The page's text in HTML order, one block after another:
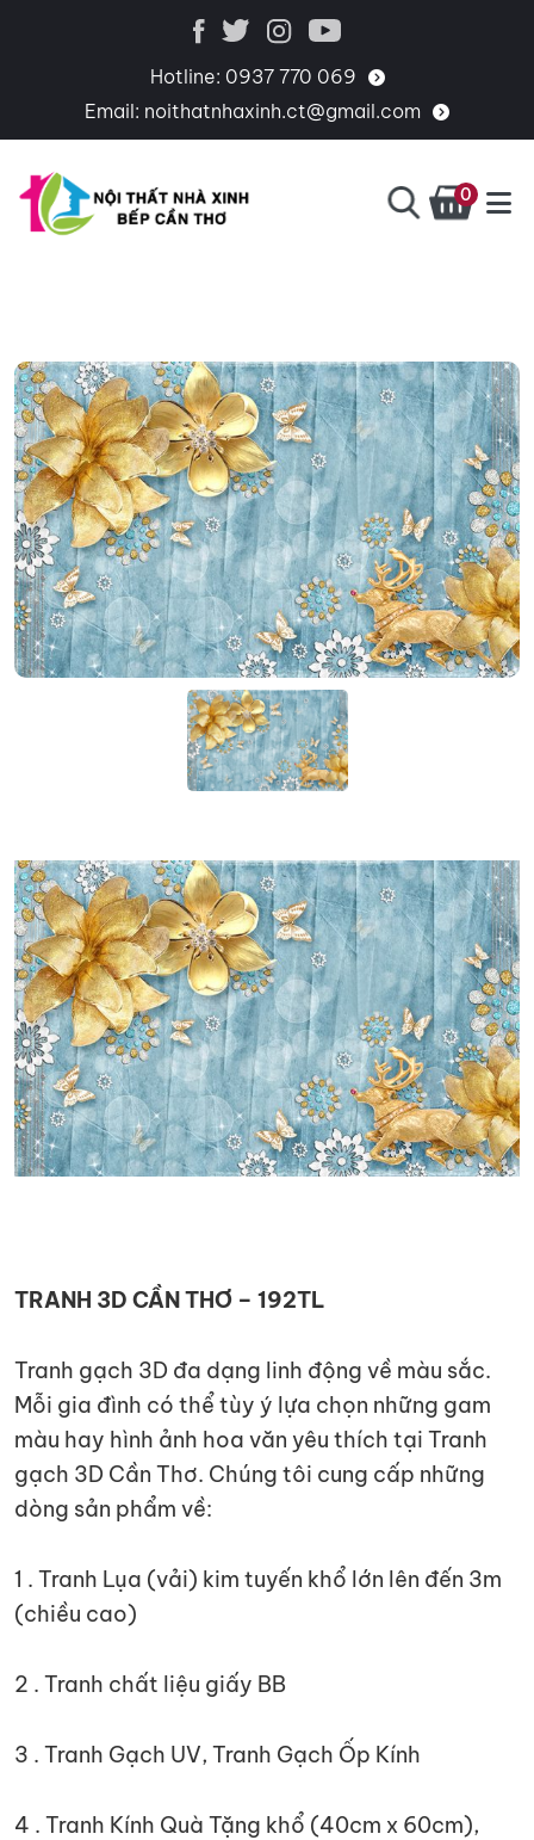
Hotline: 0937 770 069
Email: noithatnhaxinh.ct@gmail.com
THI
CÔNG,
CUNG
CẤP
PHỤ
KIỆN
NGÀNH
BẾP
0
TRANH 3D CẦN THƠ – 192TL
Tranh gạch 3D đa dạng linh động về màu sắc.
Mỗi gia đình có thể tùy ý lựa chọn những gam
màu hay hình ảnh hoa văn yêu thích tại Tranh
gạch 3D Cần Thơ. Chúng tôi cung cấp những
dòng sản phẩm về:
1 . Tranh Lụa (vải) kim tuyến khổ lớn lên đến 3m
(chiều cao)
2 . Tranh chất liệu giấy BB
3 . Tranh Gạch UV, Tranh Gạch Ốp Kính
4 . Tranh Kính Quà Tặng khổ (40cm x 60cm),